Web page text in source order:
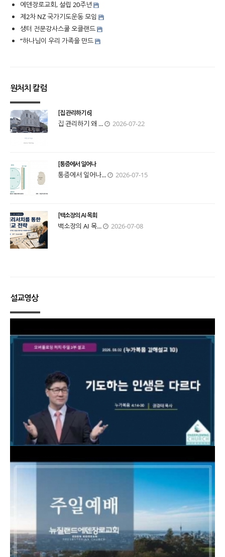
에덴장로교회, 설립 20주년
제2차 NZ 국가기도운동 모임
생터 전문강사스쿨 오클랜드
“하나님이 우리 가족을 만드
원처치 칼럼
[집 관리하기 6]
집 관리하기 왜 ... 2026-07-22
[통증에서 일어나
통증에서 일어나... 2026-07-15
[백소장의 AI 목회
백소장의 AI 목... 2026-07-08
설교영상